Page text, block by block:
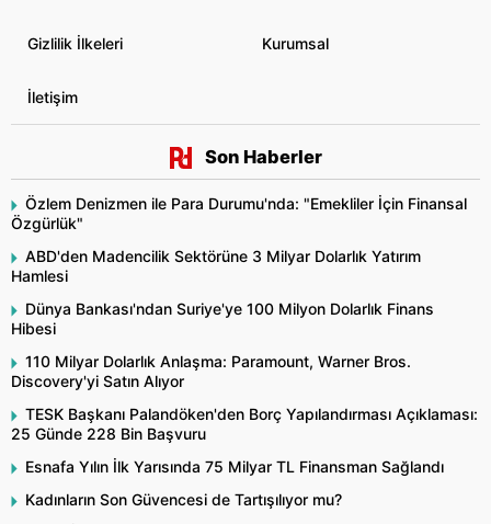
Gizlilik İlkeleri Kurumsal
İletişim
Son Haberler
Özlem Denizmen ile Para Durumu'nda: "Emekliler İçin Finansal
Özgürlük"
ABD'den Madencilik Sektörüne 3 Milyar Dolarlık Yatırım
Hamlesi
Dünya Bankası'ndan Suriye'ye 100 Milyon Dolarlık Finans
Hibesi
110 Milyar Dolarlık Anlaşma: Paramount, Warner Bros.
Discovery'yi Satın Alıyor
TESK Başkanı Palandöken'den Borç Yapılandırması Açıklaması:
25 Günde 228 Bin Başvuru
Esnafa Yılın İlk Yarısında 75 Milyar TL Finansman Sağlandı
Kadınların Son Güvencesi de Tartışılıyor mu?